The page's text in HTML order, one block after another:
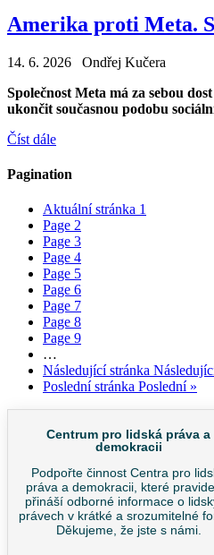
Amerika proti Meta.
14. 6. 2026 Ondřej Kučera
Společnost Meta má za sebou
ukončit současnou podobu
Číst dále
Pagination
Aktuální stránka 1
Page 2
Page 3
Page 4
Page 5
Page 6
Page 7
Page 8
Page 9
…
Následující stránka
Poslední stránka Poslední »